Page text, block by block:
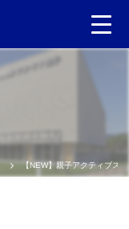
【NEW】親子アクティブス